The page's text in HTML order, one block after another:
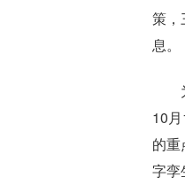
策，
息。
10
的
字孪